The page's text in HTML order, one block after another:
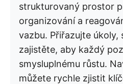
strukturovaný prostor
organizování a
vazbu. Přiřazujte úkoly,
zajistěte, aby každý
smysluplnému růstu.
můžete rychle zjistit